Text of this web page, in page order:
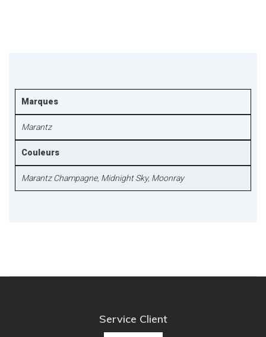
Marques
Marantz
Couleurs
Marantz Champagne, Midnight Sky, Moonray
Service Client